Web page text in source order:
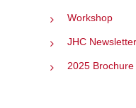
Workshop
JHC Newsletter
2025 Brochure